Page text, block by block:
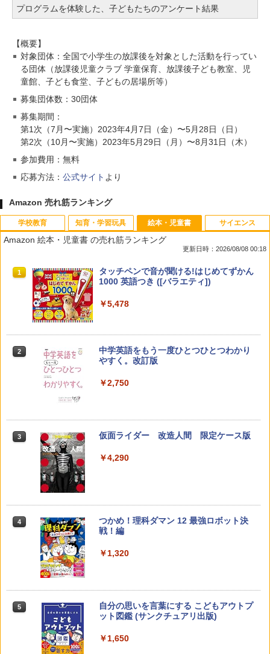
プログラムを体験した、子どもたちのアンケート結果
【概要】
対象団体：全国で小学生の放課後を対象とした活動を行ってい
る団体（放課後児童クラブ 学童保育、放課後子ども教室、児
童館、子ども食堂、子どもの居場所等）
募集団体数：30団体
募集期間：
第1次（7月〜実施）2023年4月7日（金）〜5月28日（日）
第2次（10月〜実施）2023年5月29日（月）〜8月31日（木）
参加費用：無料
応募方法： 公式サイト より
Amazon 売れ筋ランキング
学校教育
1 教育者のためのコーチング入門
2 先生のためのGoogle AI完全攻略図鑑
￥-
3
カウンセリングとは何か 変化するという
4 子どもが変わる魔法の言葉
￥2,200
5
ゼロからわかる！ みるみる図形に強く
なるマンガ
￥1,430
知育・学習玩具
1
Amazon Fire HD 10 キッズモデル (10イ
ンチ) ピンク 対象年齢3歳から 数千点の
2
パイロット スイスイおえかき for Study
何回も書ける! れんしゅうボード ひらが
な・カタカナ・すうじ・ABC 3歳以上 知
育
【くもん出版公式特別セット】くもん出
版(KUMON PUBLISHING) くもんの日本
￥4,046
￥2,127
絵本・児童書
Amazon 絵本・児童書 の売れ筋ランキング
更新日時：2026/08/08 00:18
1
タッチペンで音が聞ける!はじめてずかん
1000 英語つき ([バラエティ])
￥5,478
2
中学英語をもう一度ひとつひとつわかり
やすく。改訂版
￥2,750
3 仮面ライダー 改造人間 限定ケース版
￥4,290
4
つかめ！理科ダマン 12 最強ロボット決
戦！編
￥1,320
5
自分の思いを言葉にする こどもアウトプ
ット図鑑 (サンクチュアリ出版)
￥1,650
サイエンス